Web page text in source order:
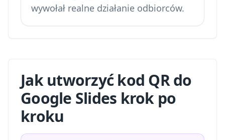
wywołał realne działanie odbiorców.
Jak utworzyć kod QR do
Google Slides krok po
kroku